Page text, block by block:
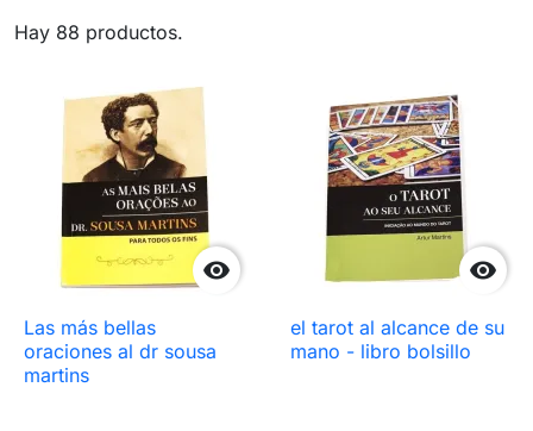
Hay 88 productos.

Las más bellas
oraciones al dr sousa
martins

el tarot al alcance de su
mano - libro bolsillo